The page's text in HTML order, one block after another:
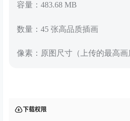
容量：483.68 MB
数量：45 张高品质插画
像素：原图尺寸（上传的最高画
下载权限